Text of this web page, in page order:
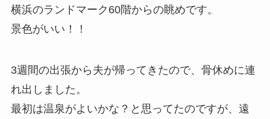
横浜のランドマーク60階からの眺めです。
景色がいい！！
3週間の出張から夫が帰ってきたので、骨休めに連
れ出しました。
最初は温泉がよいかな？と思ってたのですが、遠